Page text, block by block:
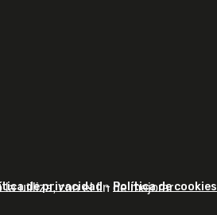
de privacidad- Política de cookies
utiliza, con el fin de mejorar